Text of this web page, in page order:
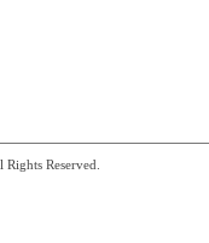
Reserved.